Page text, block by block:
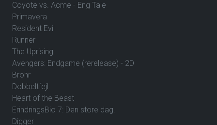
Coyote vs. Acme - Eng Tale
Primavera
Resident Evil
Runner
The Uprising
Avengers: Endgame (rerelease) - 2D
Brohr
Dobbeltfejl
Heart of the Beast
ErindringsBio 7: Den store dag.
Digger